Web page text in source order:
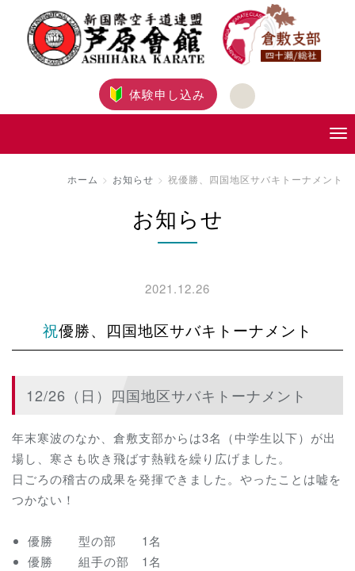
体験申し込み
ホーム お知らせ 祝優勝、四国地区サバキトーナメント
お知らせ
2021.12.26
祝優勝、四国地区サバキトーナメント
12/26（日）四国地区サバキトーナメント
年末寒波のなか、倉敷支部からは3名（中学生以下）が出
場し、寒さも吹き飛ばす熱戦を繰り広げました。
日ごろの稽古の成果を発揮できました。やったことは嘘を
つかない！
優勝 型の部 1名
優勝 組手の部 1名